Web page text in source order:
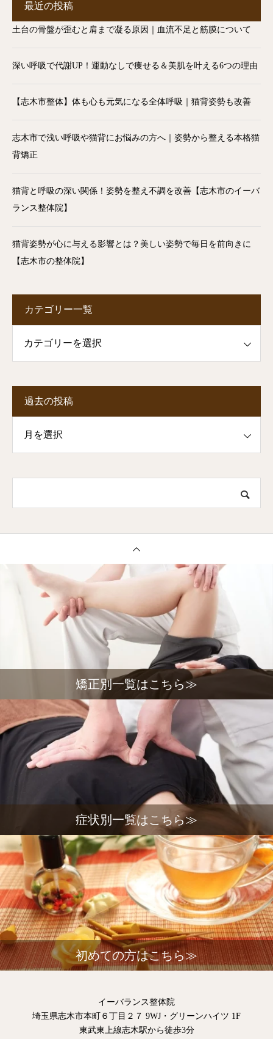
最近の投稿
土台の骨盤が歪むと肩まで凝る原因｜血流不足と筋膜について
深い呼吸で代謝UP！運動なしで痩せる＆美肌を叶える6つの理由
【志木市整体】体も心も元気になる全体呼吸｜猫背姿勢も改善
志木市で浅い呼吸や猫背にお悩みの方へ｜姿勢から整える本格猫
背矯正
猫背と呼吸の深い関係！姿勢を整え不調を改善【志木市のイーバ
ランス整体院】
猫背姿勢が心に与える影響とは？美しい姿勢で毎日を前向きに
【志木市の整体院】
カテゴリー一覧
過去の投稿
矯正別一覧はこちら≫
症状別一覧はこちら≫
初めての方はこちら≫
イーバランス整体院
埼玉県志木市本町６丁目２７ 9WJ・グリーンハイツ 1F
東武東上線志木駅から徒歩3分